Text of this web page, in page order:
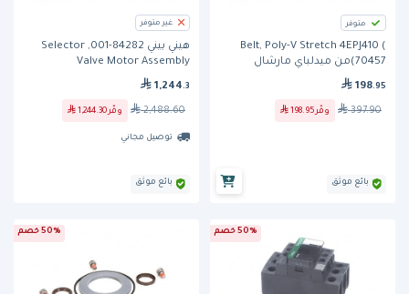
متوفر
Belt, Poly-V Stretch 4EPJ410 (
70457)من ميدلباي مارشال
198.95
397.90 وفّر 198.95
بائع موثق
غير متوفر
هيني بيني 84282-001, Selector
Valve Motor Assembly
1,244 .3
2,488.60 وفّر 1,244.30
توصيل مجاني
بائع موثق
50% خصم 50% خصم